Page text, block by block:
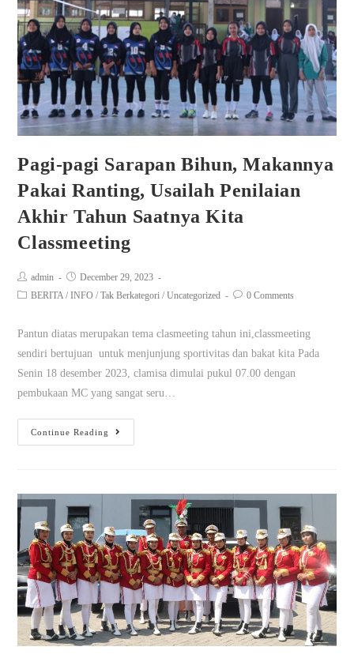
Pagi-pagi Sarapan Bihun, Makannya
Pakai Ranting, Usailah Penilaian
Akhir Tahun Saatnya Kita
Classmeeting
admin
December 29, 2023
BERITA / INFO / Tak Berkategori / Uncategorized 0 Comments
Pantun diatas merupakan tema clasmeeting tahun ini,classmeeting
sendiri bertujuan untuk menjunjung sportivitas dan bakat kita Pada
Senin 18 desember 2023, clamisa dimulai pukul 07.00 dengan
pembukaan MC yang sangat seru…
Continue Reading